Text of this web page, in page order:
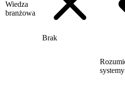
Wiedza
branżowa
Brak